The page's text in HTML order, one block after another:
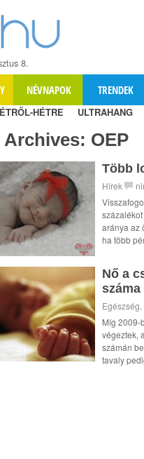
8.
NÉVNAPOK TRENDEK
HÉTRE ULTRAHANG
Archives: OEP
Több
Hírek
aránya az
ha több
Nő a
száma
Egészség,
Míg 2009-
végeztek,
számán
tavaly